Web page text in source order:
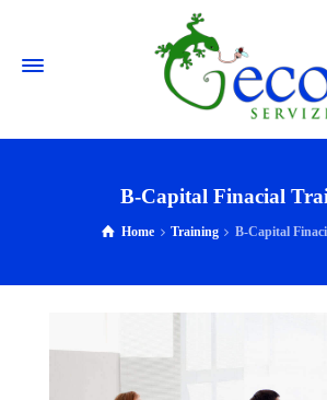
B-Capital Finacial
Home Training B-Capital